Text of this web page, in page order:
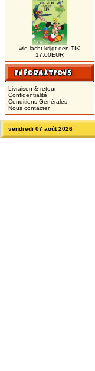
wie lacht krijgt een TIK
17,00EUR
Livraison & retour
Confidentialité
Conditions Générales
Nous contacter
vendredi 07 août 2026